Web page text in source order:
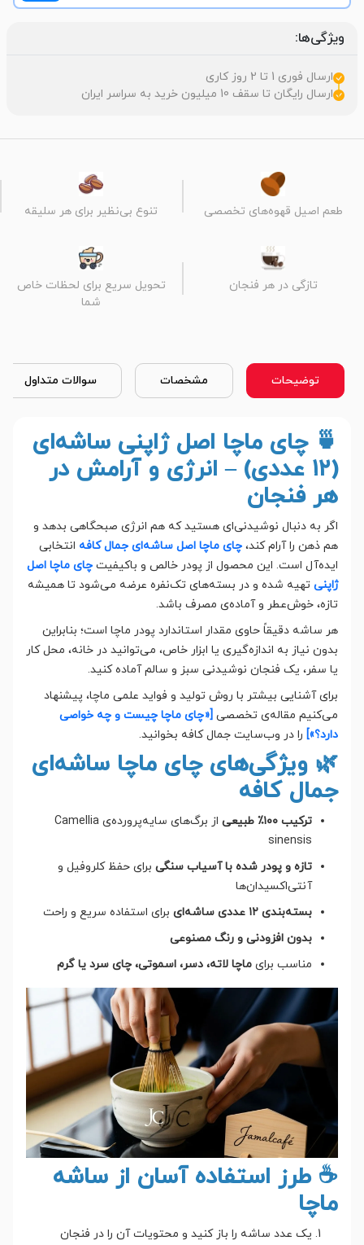
ویژگی‌ها:
ارسال فوری 1 تا 2 روز کاری
ارسال رایگان تا سقف 10 میلیون خرید به سراسر ایران
طعم اصیل قهوه‌های تخصصی تنوع بی‌نظیر برای هر سلیقه
تازگی در هر فنجان
تحویل سریع برای لحظات خاص
شما
توضیحات مشخصات سوالات متداول
🍵 چای ماچا اصل ژاپنی ساشه‌ای
(۱۲ عددی) – انرژی و آرامش در
هر فنجان
اگر به دنبال نوشیدنی‌ای هستید که هم انرژی صبحگاهی بدهد و
هم ذهن را آرام کند، چای ماچا اصل ساشه‌ای جمال کافه انتخابی
ایده‌آل است. این محصول از پودر خالص و باکیفیت چای ماچا اصل
ژاپنی تهیه شده و در بسته‌های تک‌نفره عرضه می‌شود تا همیشه
تازه، خوش‌عطر و آماده‌ی مصرف باشد.
هر ساشه دقیقاً حاوی مقدار استاندارد پودر ماچا است؛ بنابراین
بدون نیاز به اندازه‌گیری یا ابزار خاص، می‌توانید در خانه، محل کار
یا سفر، یک فنجان نوشیدنی سبز و سالم آماده کنید.
برای آشنایی بیشتر با روش تولید و فواید علمی ماچا، پیشنهاد
می‌کنیم مقاله‌ی تخصصی [«چای ماچا چیست و چه خواصی
دارد؟»] را در وب‌سایت جمال کافه بخوانید.
🌿 ویژگی‌های چای ماچا ساشه‌ای
جمال کافه
ترکیب ۱۰۰٪ طبیعی
از برگ‌های سایه‌پرورده‌ی Camellia
sinensis
تازه و پودر شده با آسیاب سنگی برای حفظ کلروفیل و
آنتی‌اکسیدان‌ها
بسته‌بندی ۱۲ عددی ساشه‌ای
برای استفاده سریع و راحت
بدون افزودنی و رنگ مصنوعی
مناسب برای ماچا لاته، دسر، اسموتی، چای سرد یا گرم
☕ طرز استفاده آسان از ساشه
ماچا
یک عدد ساشه را باز کنید و محتویات آن را در فنجان